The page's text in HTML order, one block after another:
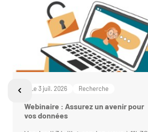
Le 3 juil. 2026 Recherche
Webinaire : Assurez un avenir pour
vos données